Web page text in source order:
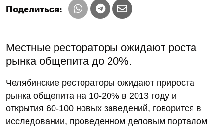
Поделиться:
Местные рестораторы ожидают роста
рынка общепита до 20%.
Челябинские рестораторы ожидают прироста
рынка общепита на 10-20% в 2013 году и
открытия 60-100 новых заведений, говорится в
исследовании, проведенном деловым порталом